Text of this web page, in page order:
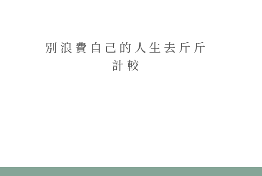
別浪費自己的人生去斤斤
計較